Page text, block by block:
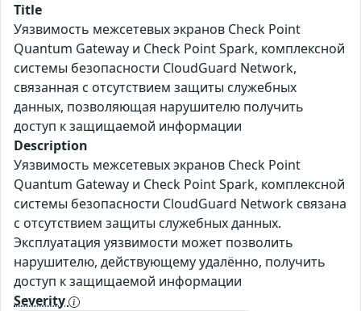
Title
Уязвимость межсетевых экранов Check Point
Quantum Gateway и Check Point Spark, комплексной
системы безопасности CloudGuard Network,
связанная с отсутствием защиты служебных
данных, позволяющая нарушителю получить
доступ к защищаемой информации
Description
Уязвимость межсетевых экранов Check Point
Quantum Gateway и Check Point Spark, комплексной
системы безопасности CloudGuard Network связана
с отсутствием защиты служебных данных.
Эксплуатация уязвимости может позволить
нарушителю, действующему удалённо, получить
доступ к защищаемой информации
Severity